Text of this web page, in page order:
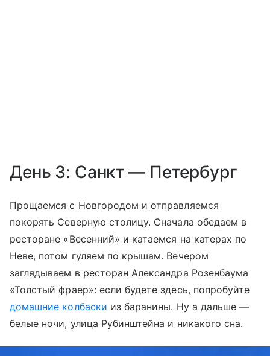
День 3: Санкт — Петербург
Прощаемся с Новгородом и отправляемся
покорять Северную столицу. Сначала обедаем в
ресторане «Весенний» и катаемся на катерах по
Неве, потом гуляем по крышам. Вечером
заглядываем в ресторан Александра Розенбаума
«Толстый фраер»: если будете здесь, попробуйте
домашние колбаски из баранины. Ну а дальше —
белые ночи, улица Рубинштейна и никакого сна.